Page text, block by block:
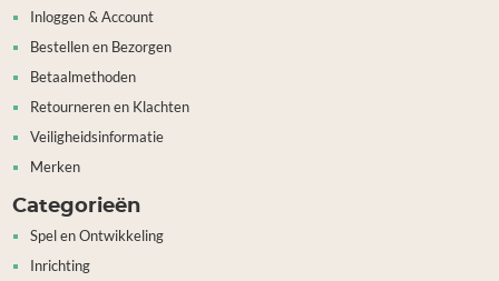
Inloggen & Account
Bestellen en Bezorgen
Betaalmethoden
Retourneren en Klachten
Veiligheidsinformatie
Merken
Categorieën
Spel en Ontwikkeling
Inrichting